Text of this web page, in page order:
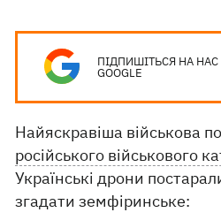
ПІДПИШІТЬСЯ НА НАС
GOOGLE
Найяскравіша військова
російського військового
Українські дрони
згадати земфіринське: